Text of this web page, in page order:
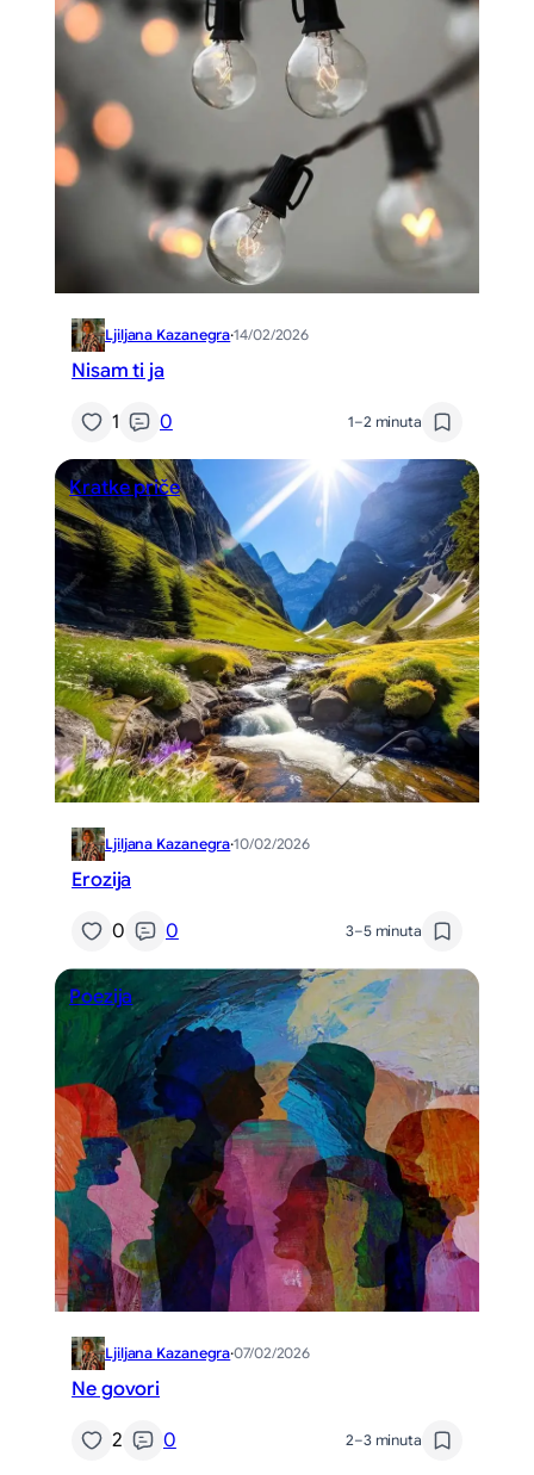
Ljiljana Kazanegra·14/02/2026
Nisam ti ja
1 0 1–2 minuta
Kratke priče
Ljiljana Kazanegra·10/02/2026
Erozija
0 0 3–5 minuta
Poezija
Ljiljana Kazanegra·07/02/2026
Ne govori
2 0 2–3 minuta